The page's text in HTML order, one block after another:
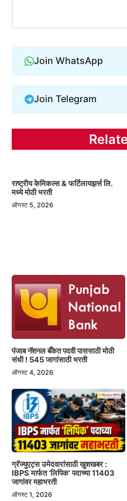
Join WhatsApp
Join Telegram
राष्ट्रीय केमिकल्स & फर्टिलायझर्स लि.
मध्ये मोठी भरती
ऑगस्ट 5, 2026
पंजाब नॅशनल बँकेत पदवी पाससाठी मोठी
संधी ! 545 जागांसाठी भरती
ऑगस्ट 4, 2026
ग्रॅज्युएट्स उमेदवारांसाठी खुशखबर :
IBPS मार्फत ‘लिपिक’ पदाच्या 11403
जागांवर महाभरती
ऑगस्ट 1, 2026